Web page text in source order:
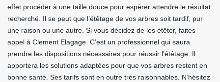
effet procéder à une taille douce pour espérer attendre le résultat
recherché. Il se peut que l’étêtage de vos arbres soit tardif, pur
une raison ou une autre. Si vous décidez de les étêter, faites
appel à Clement Elagage. C’est un professionnel qui saura
prendre les dispositions nécessaires pour réussir l’étêtage. Il
apportera les solutions adaptées pour que vos arbres restent en
bonne santé. Ses tarifs sont en outre très raisonnables. N’hésitez